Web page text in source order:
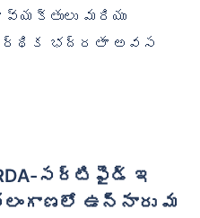
వ్యక్తులు మరియు
ఆర్థిక భద్రతా అవస
ఉన్నారు మ